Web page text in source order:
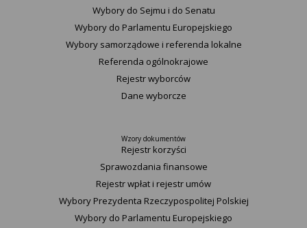
Wybory do Sejmu i do Senatu
Wybory do Parlamentu Europejskiego
Wybory samorządowe i referenda lokalne
Referenda ogólnokrajowe
Rejestr wyborców
Dane wyborcze
Wzory dokumentów
Rejestr korzyści
Sprawozdania finansowe
Rejestr wpłat i rejestr umów
Wybory Prezydenta Rzeczypospolitej Polskiej
Wybory do Parlamentu Europejskiego